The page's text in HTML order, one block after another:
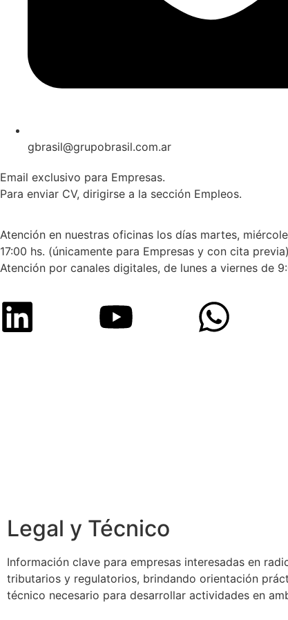
gbrasil@grupobrasil.com.ar
Email exclusivo para Empresas.
Para enviar CV, dirigirse a la sección Empleos.
Atención en nuestras oficinas los días martes,
17:00 hs. (únicamente para Empresas y con cita
Atención por canales digitales, de lunes a viernes de
Legal y Técnico
Información clave para empresas interesadas en
tributarios y regulatorios, brindando orientación
técnico necesario para desarrollar actividades en